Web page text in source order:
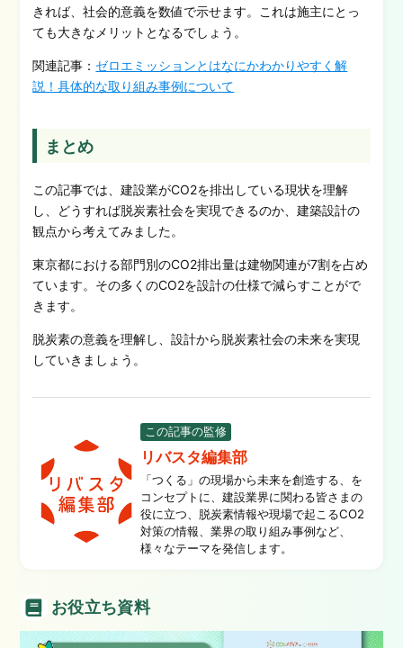
きれば、社会的意義を数値で示せます。これは施主にとっ
ても大きなメリットとなるでしょう。
関連記事： ゼロエミッションとはなにかわかりやすく解
説！具体的な取り組み事例について
まとめ
この記事では、建設業がCO2を排出している現状を理解
し、どうすれば脱炭素社会を実現できるのか、建築設計の
観点から考えてみました。
東京都における部門別のCO2排出量は建物関連が7割を占め
ています。その多くのCO2を設計の仕様で減らすことがで
きます。
脱炭素の意義を理解し、設計から脱炭素社会の未来を実現
していきましょう。
この記事の監修
リバスタ編集部
「つくる」の現場から未来を創造する、を
コンセプトに、建設業界に関わる皆さまの
役に立つ、脱炭素情報や現場で起こるCO2
対策の情報、業界の取り組み事例など、
様々なテーマを発信します。
お役立ち資料